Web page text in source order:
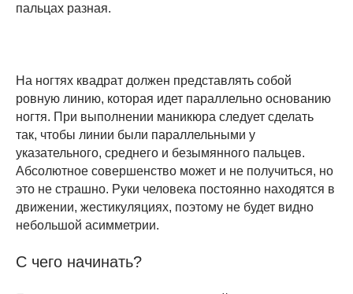
пальцах разная.
На ногтях квадрат должен представлять собой
ровную линию, которая идет параллельно основанию
ногтя. При выполнении маникюра следует сделать
так, чтобы линии были параллельными у
указательного, среднего и безымянного пальцев.
Абсолютное совершенство может и не получиться, но
это не страшно. Руки человека постоянно находятся в
движении, жестикуляциях, поэтому не будет видно
небольшой асимметрии.
С чего начинать?